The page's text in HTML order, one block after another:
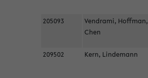
205093
Vendrami, Hoffman,
Chen
209502 Kern, Lindemann